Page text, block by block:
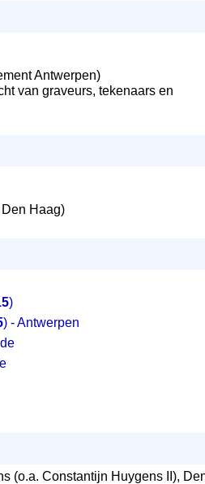
Antwerpen)
van graveurs, tekenaars en
Haag)
)
) - Antwerpen
(o.a. Constantijn Huygens II),